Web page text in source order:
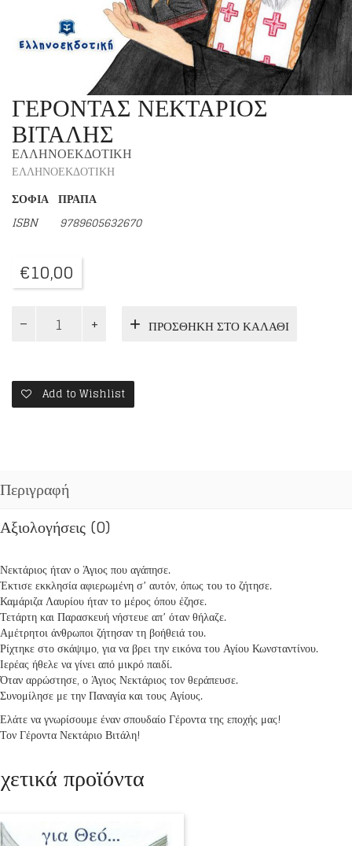
ΓΕΡΟΝΤΑΣ ΝΕΚΤΑΡΙΟΣ
ΒΙΤΑΛΗΣ
ΕΛΛΗΝΟΕΚΔΟΤΙΚΗ
ΕΛΛΗΝΟΕΚΔΟΤΙΚΗ
ΣΟΦΙΑ ΠΡΑΠΑ
ISBN 9789605632670
€10,00
ΝΕΚΤΑΡΙΟΣ
ΠΡΟΣΘΉΚΗ ΣΤΟ ΚΑΛΆΘΙ
Add to Wishlist
Περιγραφή
Αξιολογήσεις (0)
Νεκτάριος ήταν ο Άγιος που αγάπησε.
Έκτισε εκκλησία αφιερωμένη σ’ αυτόν, όπως του το ζήτησε.
Καμάριζα Λαυρίου ήταν το μέρος όπου έζησε.
Τετάρτη και Παρασκευή νήστευε απ’ όταν θήλαζε.
Αμέτρητοι άνθρωποι ζήτησαν τη βοήθειά του.
Ρίχτηκε στο σκάψιμο, για να βρει την εικόνα του Αγίου Κωνσταντίνου.
Ιερέας ήθελε να γίνει από μικρό παιδί.
Όταν αρρώστησε, ο Άγιος Νεκτάριος τον θεράπευσε.
Συνομίλησε με την Παναγία και τους Αγίους.
Ελάτε να γνωρίσουμε έναν σπουδαίο Γέροντα της εποχής μας!
Τον Γέροντα Νεκτάριο Βιτάλη!
προϊόντα